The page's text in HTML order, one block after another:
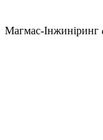
Магмас-Інжиніринг